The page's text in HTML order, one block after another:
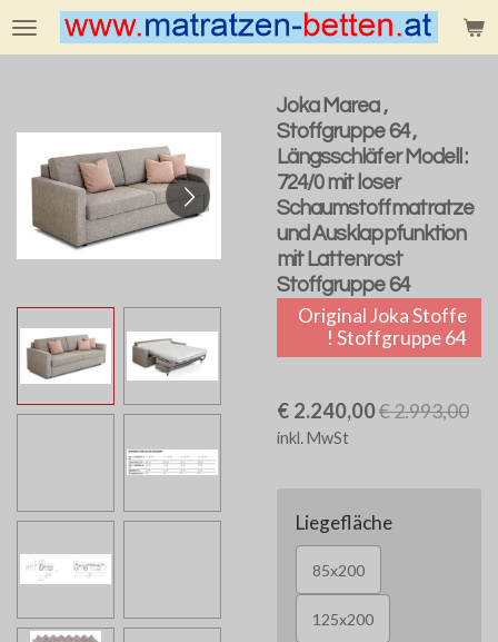
Zum
Hauptinhalt
Joka Marea ,
Stoffgruppe 64 ,
Längsschläfer Modell :
724/0 mit loser
Schaumstoffmatratze
und Ausklappfunktion
mit Lattenrost
Stoffgruppe 64
Original Joka Stoffe
! Stoffgruppe 64
€ 2.240,00€ 2.993,00
inkl. MwSt
Liegefläche
85x200
125x200